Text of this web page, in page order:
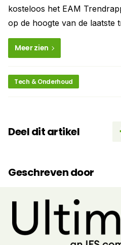
kosteloos het EAM
op de hoogte van de laatste
Meer zien
Tech & Onderhoud
Deel dit artikel
Geschreven door